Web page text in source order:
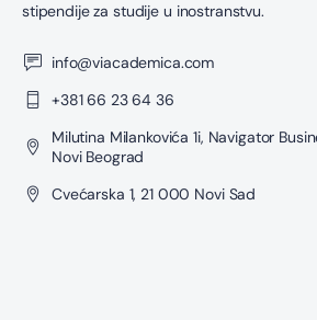
stipendije za studije u inostranstvu.
info@viacademica.com
+381 66 23 64 36
Milutina Milankovića 1i, Navigator
Novi Beograd
Cvećarska 1, 21 000 Novi Sad